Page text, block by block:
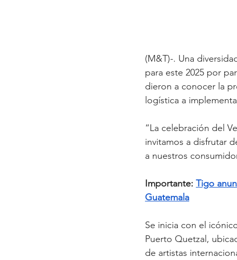
(M&T)-. Una
para este 2025 por
dieron a conocer la
logística a
“La celebración del
invitamos a disfrutar
a nuestros
Importante: Tigo
Guatemala
Se inicia con el
Puerto Quetzal,
de artistas